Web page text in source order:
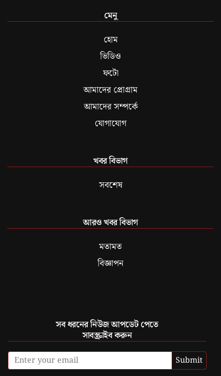
মেনু
হোম
ভিডিও
ফটো
আমাদের প্রোগ্রাম
আমাদের সম্পর্কে
যোগাযোগ
খবর বিভাগ
সবশেষ
আরও খবর বিভাগ
মতামত
বিজ্ঞাপন
সব ধরনের নিউজ আপডেট পেতে
সাবস্ক্রাইব করুন
Submit